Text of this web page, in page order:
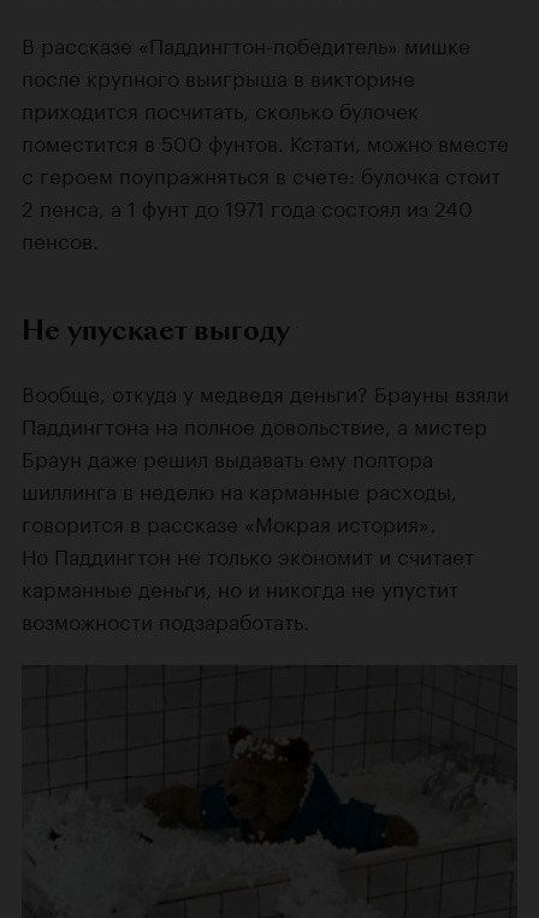
В рассказе «Паддингтон-победитель» мишке
после крупного выигрыша в викторине
приходится посчитать, сколько булочек
поместится в 500 фунтов. Кстати, можно вместе
с героем поупражняться в счете: булочка стоит
2 пенса, а 1 фунт до 1971 года состоял из 240
пенсов.
Не упускает выгоду
Вообще, откуда у медведя деньги? Брауны взяли
Паддингтона на полное довольствие, а мистер
Браун даже решил выдавать ему полтора
шиллинга в неделю на карманные расходы,
говорится в рассказе «Мокрая история».
Но Паддингтон не только экономит и считает
карманные деньги, но и никогда не упустит
возможности подзаработать.